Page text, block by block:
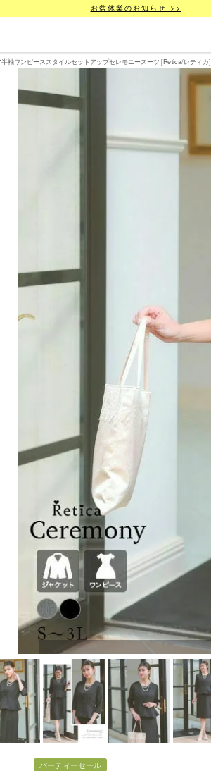
お盆休業のお知らせ >>
袖ワンピーススタイルセットアップセレモニースーツ [Retica/レティカ]
パーティーセール